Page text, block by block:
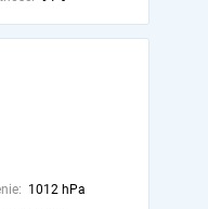
1012 hPa